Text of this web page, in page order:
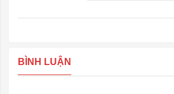
BÌNH LUẬN